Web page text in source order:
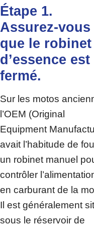
Étape 1.
Assurez-vous
que le robinet
d’essence est
fermé.
Sur les motos
l’OEM (Original
Equipment
avait l’habitude de
un robinet manuel
contrôler
en carburant de la
Il est généralement
sous le réservoir de